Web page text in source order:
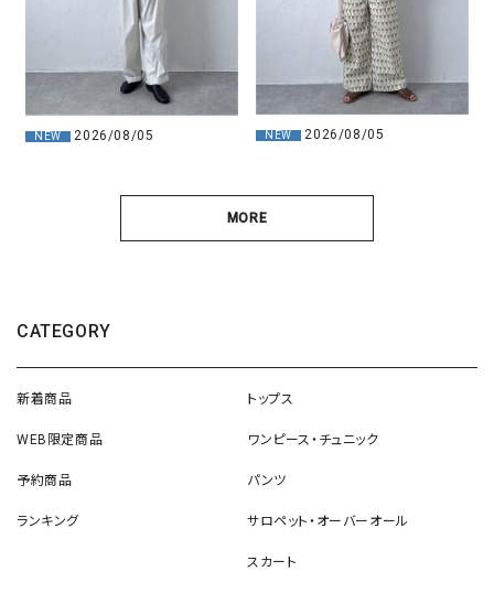
NEW 2026/08/05 NEW 2026/08/05
MORE
CATEGORY
新着商品
WEB限定商品
予約商品
ランキング
トップス
ワンピース・チュニック
パンツ
サロペット・オーバーオール
スカート